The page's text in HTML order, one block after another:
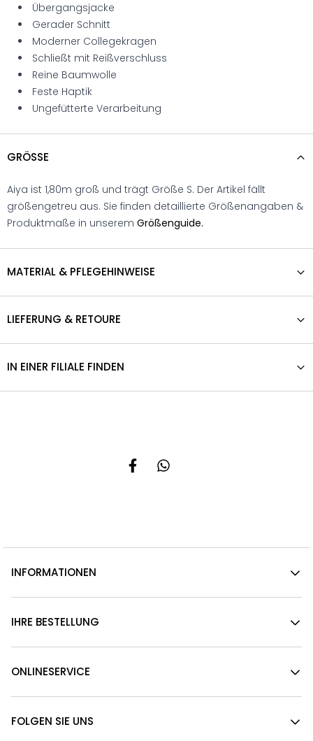
Übergangsjacke
Gerader Schnitt
Moderner Collegekragen
Schließt mit Reißverschluss
Reine Baumwolle
Feste Haptik
Ungefütterte Verarbeitung
GRÖSSE
Aiya ist 1,80m groß und trägt Größe S. Der Artikel fällt
größengetreu aus. Sie finden detaillierte Größenangaben &
Produktmaße in unserem Größenguide.
MATERIAL & PFLEGEHINWEISE
LIEFERUNG & RETOURE
IN EINER FILIALE FINDEN
INFORMATIONEN
IHRE BESTELLUNG
ONLINESERVICE
FOLGEN SIE UNS